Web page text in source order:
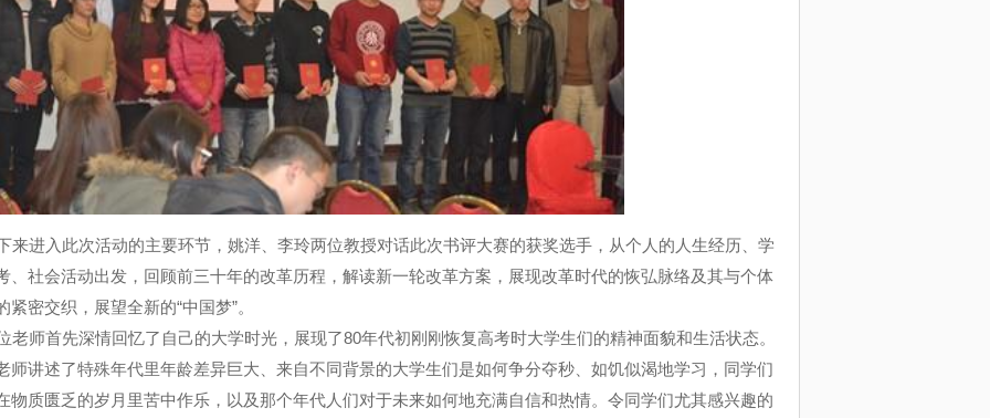
进入此次活动的主要环节，姚洋、李玲两位教授对话此次书评大赛的获奖选手，从个人的人生经历、学
、社会活动出发，回顾前三十年的改革历程，解读新一轮改革方案，展现改革时代的恢弘脉络及其与个体
紧密交织，展望全新的“中国梦”。
师首先深情回忆了自己的大学时光，展现了80年代初刚刚恢复高考时大学生们的精神面貌和生活状态。
师讲述了特殊年代里年龄差异巨大、来自不同背景的大学生们是如何争分夺秒、如饥似渴地学习，同学们
物质匮乏的岁月里苦中作乐，以及那个年代人们对于未来如何地充满自信和热情。令同学们尤其感兴趣的